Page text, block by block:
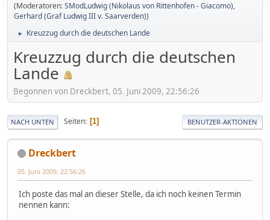
(Moderatoren:SModLudwig (Nikolaus von Rittenhofen - Giacomo),
Gerhard (Graf Ludwig III v. Saarverden))
► Kreuzzug durch die deutschen Lande
Kreuzzug durch die deutschen
Lande
Begonnen von Dreckbert, 05. Juni 2009, 22:56:26
NACH UNTEN Seiten 1 BENUTZER-AKTIONEN
Dreckbert
05. Juni 2009, 22:56:26
Ich poste das mal an dieser Stelle, da ich noch keinen Termin
nennen kann: